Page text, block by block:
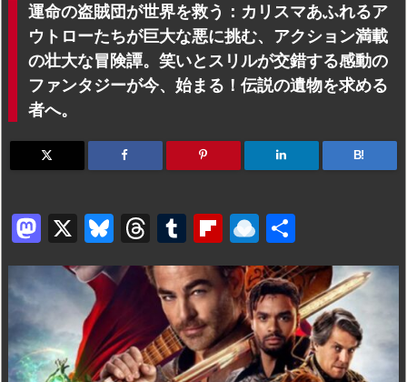
運命の盗賊団が世界を救う：カリスマあふれるア
ウトローたちが巨大な悪に挑む、アクション満載
の壮大な冒険譚。笑いとスリルが交錯する感動の
ファンタジーが今、始まる！伝説の遺物を求める
者へ。
B!
M
a
st
o
d
o
X
Bl
u
e
s
k
y
T
hr
e
a
d
s
T
u
m
bl
r
Fl
ip
b
o
ar
d
R
ai
n
dr
o
p.
有